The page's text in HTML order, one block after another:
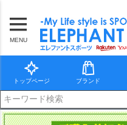
MENU
トップページ ブランド